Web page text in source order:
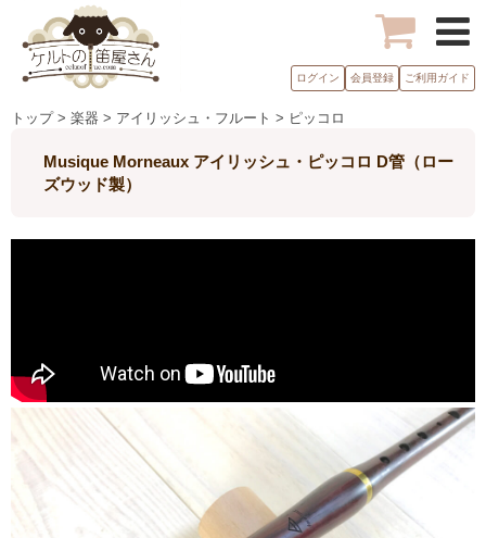
ログイン 会員登録 ご利用ガイド
トップ > 楽器 > アイリッシュ・フルート > ピッコロ
Musique Morneaux アイリッシュ・ピッコロ D管（ロー
ズウッド製）